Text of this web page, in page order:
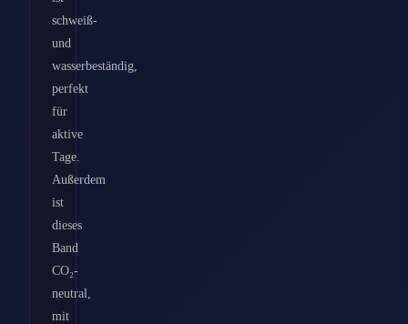
schweiß-
und
wasserbeständig,
perfekt
für
aktive
Tage.
Außerdem
ist
dieses
Band
CO₂-
neutral,
mit